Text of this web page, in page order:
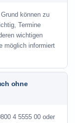
können zu
Termine
wichtigen
möglich informiert
ohne
4 5555 00 oder